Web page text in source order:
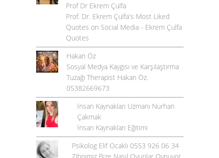
Prof Dr Ekrem Çulfa
Prof. Dr. Ekrem Çulfa's Most Liked
Quotes on Social Media - Ekrem Çulfa
Quotes
Hakan Öz
Sosyal Medya Kaygısı ve Karşılaştırma
Tuzağı Therapist Hakan Öz.
05382669673
İnsan Kaynakları Uzmanı Nurhan
Çakmak
İnsan Kaynakları Eğitimi
Psikolog Elif Ocaklı 0553 926 06 34